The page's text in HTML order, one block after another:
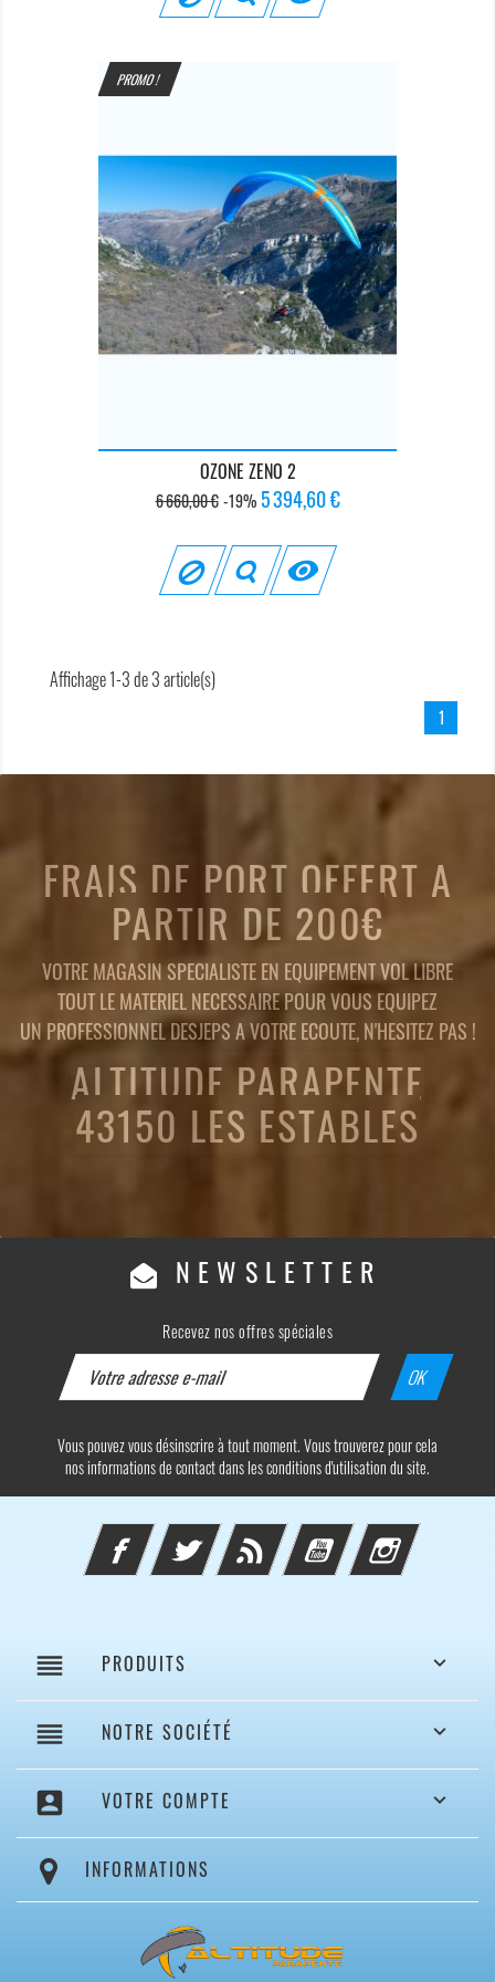
PROMO !
OZONE ZENO 2
Prix
base
6 660,00 € -19% Prix
5 394,60 €

Affichage 1-3 de 3 article(s)
1
FRAIS DE PORT OFFERT A
PARTIR DE 200€
VOTRE MAGASIN SPECIALISTE EN EQUIPEMENT VOL LIBRE
TOUT LE MATERIEL NECESSAIRE POUR VOUS EQUIPEZ
UN PROFESSIONNEL DESJEPS A VOTRE ECOUTE, N'HESITEZ PAS !
ALTITUDE PARAPENTE
43150 LES ESTABLES
NEWSLETTER
Recevez nos offres spéciales
Vous pouvez vous désinscrire à tout moment. Vous trouverez pour cela
nos informations de contact dans les conditions d'utilisation du site.
FacebookTwitter Rss YouTube Instagram
reorder PRODUITS 
reorder NOTRE SOCIÉTÉ 
account_box VOTRE COMPTE 
INFORMATIONS